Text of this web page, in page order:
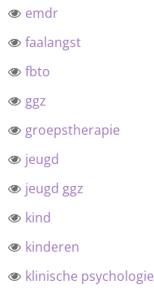
emdr
faalangst
fbto
ggz
groepstherapie
jeugd
jeugd ggz
kind
kinderen
klinische psychologie